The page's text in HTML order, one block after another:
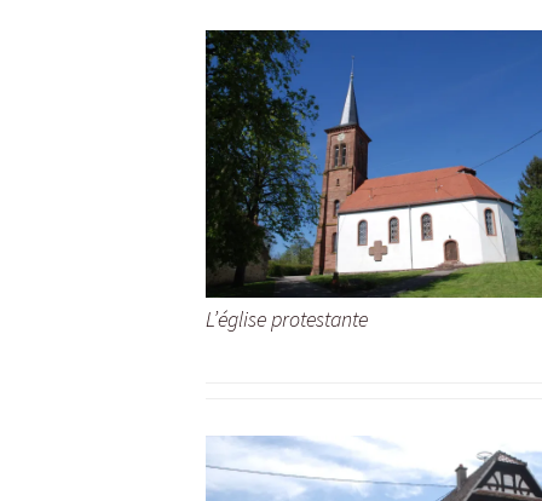
L’église protestante